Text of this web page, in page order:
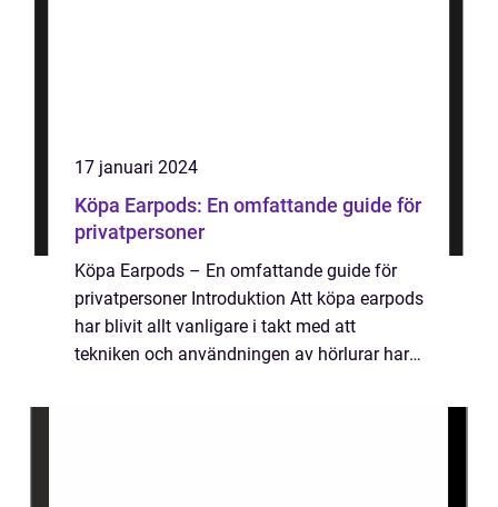
17 januari 2024
Köpa Earpods: En omfattande guide för
privatpersoner
Köpa Earpods – En omfattande guide för
privatpersoner Introduktion Att köpa earpods
har blivit allt vanligare i takt med att
tekniken och användningen av hörlurar har